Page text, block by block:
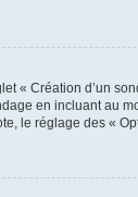
« Création d’un
en incluant
le réglage des «